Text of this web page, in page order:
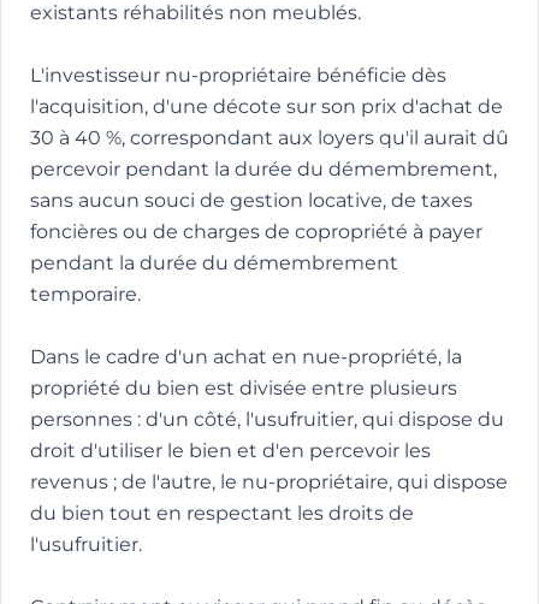
existants réhabilités non meublés.
L'investisseur nu-propriétaire bénéficie dès
l'acquisition, d'une décote sur son prix d'achat de
30 à 40 %, correspondant aux loyers qu'il aurait dû
percevoir pendant la durée du démembrement,
sans aucun souci de gestion locative, de taxes
foncières ou de charges de copropriété à payer
pendant la durée du démembrement
temporaire.
Dans le cadre d'un achat en nue-propriété, la
propriété du bien est divisée entre plusieurs
personnes : d'un côté, l'usufruitier, qui dispose du
droit d'utiliser le bien et d'en percevoir les
revenus ; de l'autre, le nu-propriétaire, qui dispose
du bien tout en respectant les droits de
l'usufruitier.